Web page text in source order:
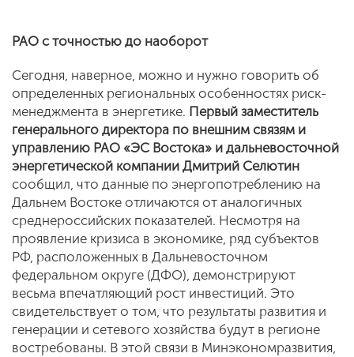
РАО с точностью до наоборот
Сегодня, наверное, можно и нужно говорить об
определенных региональных особенностях риск-
менеджмента в энергетике. Первый заместитель
генерального директора по внешним связям и
управлению РАО «ЭС Востока» и дальневосточной
энергетической компании Дмитрий Селютин
сообщил, что данные по энергопотреблению на
Дальнем Востоке отличаются от аналогичных
среднероссийских показателей. Несмотря на
проявление кризиса в экономике, ряд субъектов
РФ, расположенных в Дальневосточном
федеральном округе (ДФО), демонстрируют
весьма впечатляющий рост инвестиций. Это
свидетельствует о том, что результаты развития и
генерации и сетевого хозяйства будут в регионе
востребованы. В этой связи в Минэкономразвития,